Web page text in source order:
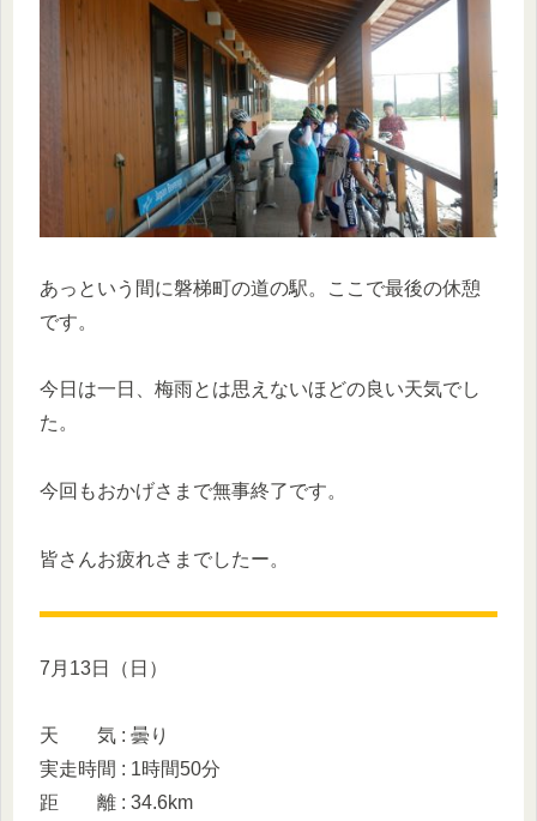
あっという間に磐梯町の道の駅。ここで最後の休憩
です。
今日は一日、梅雨とは思えないほどの良い天気でし
た。
今回もおかげさまで無事終了です。
皆さんお疲れさまでしたー。
7月13日（日）
天 気 : 曇り
実走時間 : 1時間50分
距 離 : 34.6km